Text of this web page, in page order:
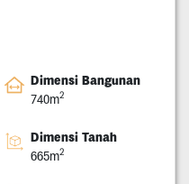
Dimensi Bangunan
740m2
Dimensi Tanah
665m2